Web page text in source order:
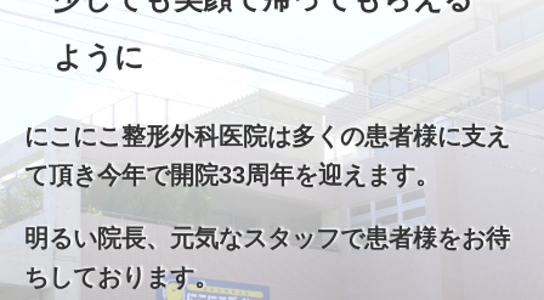
ように
にこにこ整形外科医院は多くの患者様に支え
て頂き今年で開院33周年を迎えます。
明るい院長、元気なスタッフで患者様をお待
ちしております。